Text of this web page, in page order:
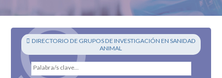
DIRECTORIO DE GRUPOS DE INVESTIGACIÓN EN SANIDAD
ANIMAL